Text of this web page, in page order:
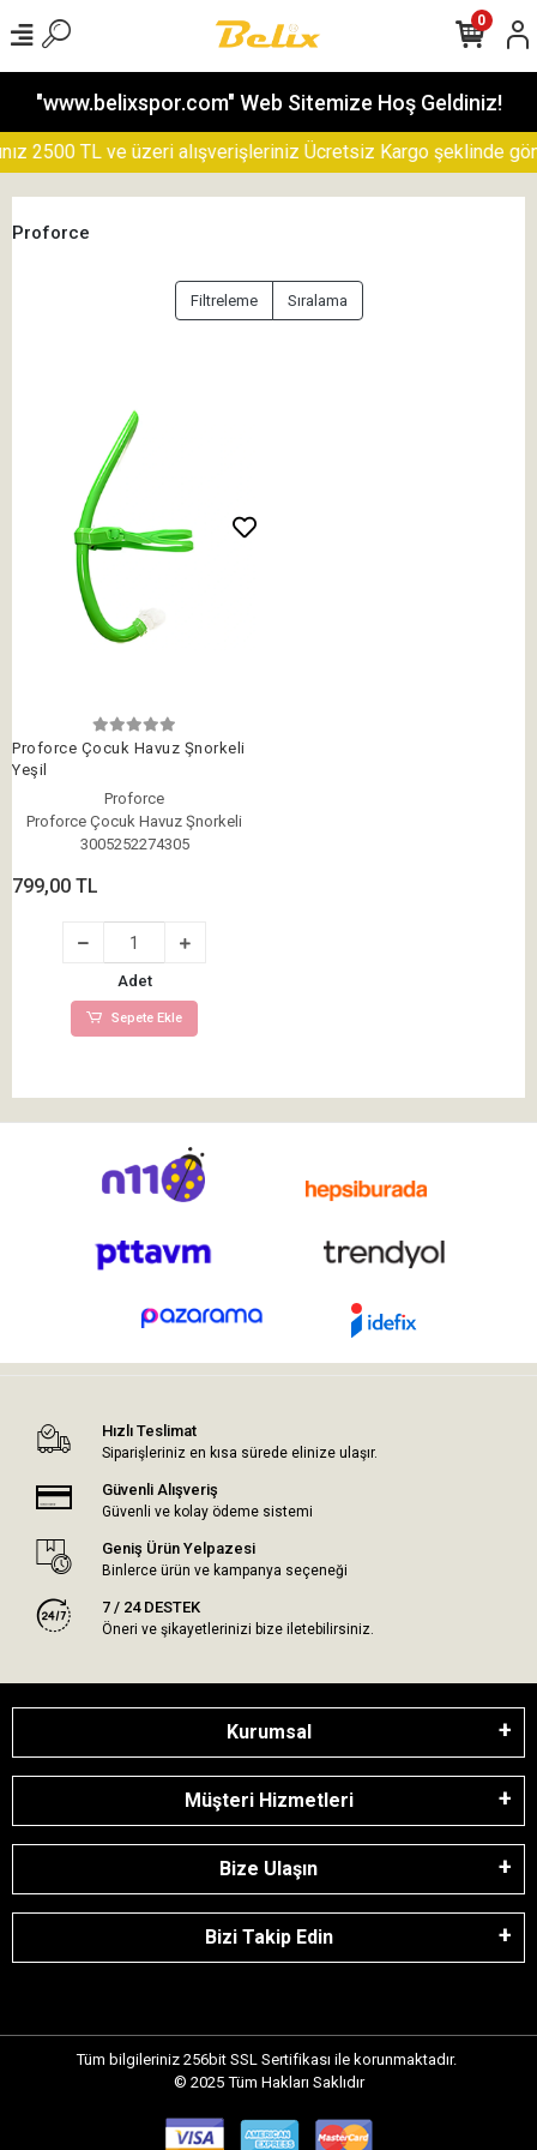
"www.belixspor.com" Web Sitemize Hoş Geldiniz!
2500 TL ve üzeri alışverişleriniz Ücretsiz Kargo şeklinde
0
Proforce
Filtreleme Sıralama
Proforce Çocuk Havuz Şnorkeli
Yeşil
Proforce
Proforce Çocuk Havuz Şnorkeli
3005252274305
799,00 TL
Adet
Sepete Ekle
Hızlı Teslimat
Siparişleriniz en kısa sürede elinize ulaşır.
Güvenli Alışveriş
Güvenli ve kolay ödeme sistemi
Geniş Ürün Yelpazesi
Binlerce ürün ve kampanya seçeneği
7 / 24 DESTEK
Öneri ve şikayetlerinizi bize iletebilirsiniz.
Kurumsal
Müşteri Hizmetleri
Bize Ulaşın
Bizi Takip Edin
Tüm bilgileriniz 256bit SSL Sertifikası ile korunmaktadır.
© 2025 Tüm Hakları Saklıdır